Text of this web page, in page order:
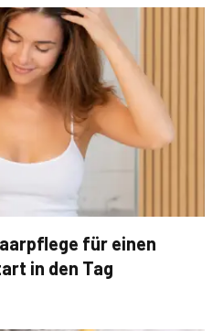
für einen
in den Tag